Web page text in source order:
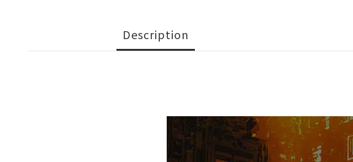
Description